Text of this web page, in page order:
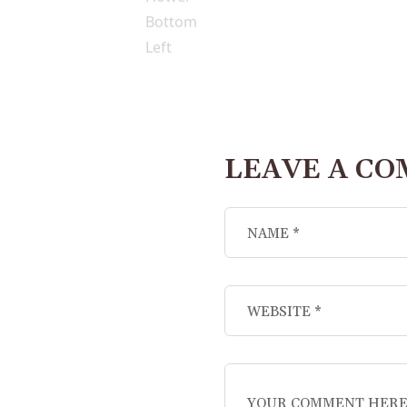
LEAVE A